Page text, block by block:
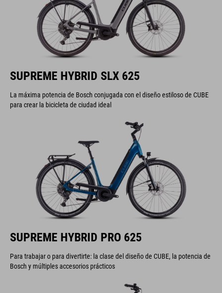
SUPREME HYBRID SLX 625
La máxima potencia de Bosch conjugada con el diseño estiloso de CUBE
para crear la bicicleta de ciudad ideal
SUPREME HYBRID PRO 625
Para trabajar o para divertirte: la clase del diseño de CUBE, la potencia de
Bosch y múltiples accesorios prácticos